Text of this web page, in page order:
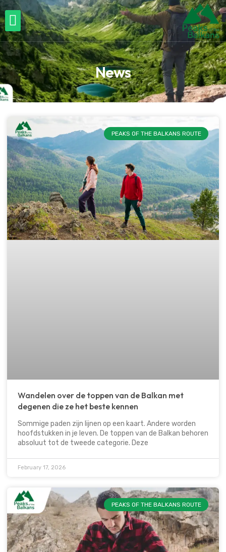
News
PEAKS OF THE BALKANS ROUTE
Wandelen over de toppen van de Balkan met
degenen die ze het beste kennen
Sommige paden zijn lijnen op een kaart. Andere worden
hoofdstukken in je leven. De toppen van de Balkan behoren
absoluut tot de tweede categorie. Deze
February 17, 2026
PEAKS OF THE BALKANS ROUTE